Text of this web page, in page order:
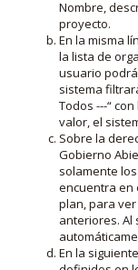
Nombre,
proyecto.
En la misma
la lista de
usuario
sistema
Todos ---“
valor, el
Sobre la
Gobierno
solamente
encuentra en
plan, para
anteriores. Al
En la